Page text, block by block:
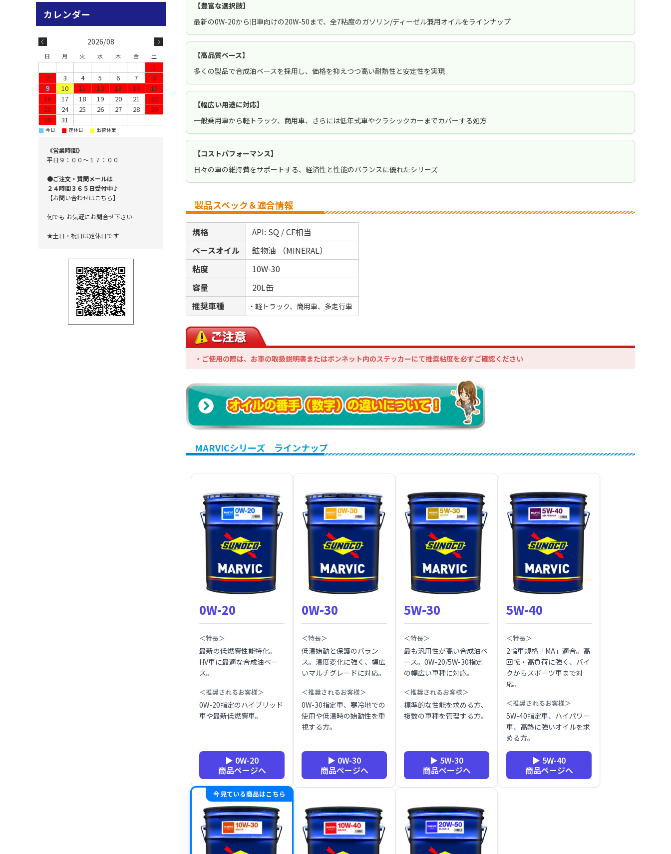
【豊富な選択肢】
最新の0W-20から旧車向けの20W-50まで、全7粘度のガソリン/ディーゼル兼用オイルをラインナップ
【高品質ベース】
多くの製品で合成油ベースを採用し、価格を抑えつつ高い耐熱性と安定性を実現
【幅広い用途に対応】
一般乗用車から軽トラック、商用車、さらには低年式車やクラシックカーまでカバーする処方
【コストパフォーマンス】
日々の車の維持費をサポートする、経済性と性能のバランスに優れたシリーズ
製品スペック＆適合情報
規格
API: SQ / CF相当
ベースオイル
鉱物油 （MINERAL）
粘度
10W-30
容量
20L缶
推奨車種
・軽トラック、商用車、多走行車
・ご使用の際は、お車の取扱説明書またはボンネット内のステッカーにて推奨粘度を必ずご確認ください
MARVICシリーズ ラインナップ
0W-20
＜特長＞
最新の低燃費性能特化。
HV車に最適な合成油ベー
ス。
＜推奨されるお客様＞
0W-20指定のハイブリッド
車や最新低燃費車。
▶ 0W-20
商品ページへ
0W-30
＜特長＞
低温始動と保護のバラン
ス。温度変化に強く、幅広
いマルチグレードに対応。
＜推奨されるお客様＞
0W-30指定車、寒冷地での
使用や低温時の始動性を重
視する方。
▶ 0W-30
商品ページへ
5W-30
＜特長＞
最も汎用性が高い合成油ベ
ース。0W-20/5W-30指定
の幅広い車種に対応。
＜推奨されるお客様＞
標準的な性能を求める方、
複数の車種を管理する方。
▶ 5W-30
商品ページへ
5W-40
＜特長＞
2輪車規格「MA」適合。高
回転・高負荷に強く、バイ
クからスポーツ車まで対
応。
＜推奨されるお客様＞
5W-40指定車、ハイパワー
車、高熱に強いオイルを求
める方。
▶ 5W-40
商品ページへ
今見ている商品はこちら
2026/08
日 月 火 水 木 金 土
1
2
3 4 5 6 7
8
9
10 11 12 13 14
15
16
17 18 19 20 21
22
23
24 25 26 27 28
29
30
31
■ 今日 ■ 定休日 ■ 出荷休業
《営業時間》
平日９：００～１７：００
●ご注文・質問メールは
２４時間３６５日受付中♪
【お問い合わせはこちら】
何でも お気軽にお問合せ下さい
★土日・祝日は定休日です